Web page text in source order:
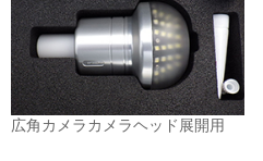
広角カメラカメラヘッド 展開用